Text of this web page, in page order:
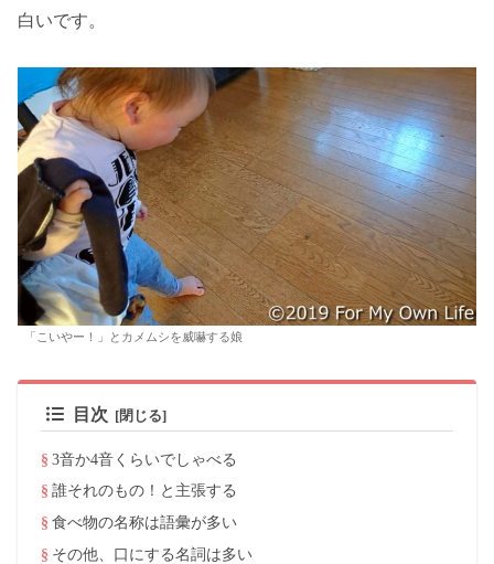
白いです。
「こいやー！」とカメムシを威嚇する娘
目次
3音か4音くらいでしゃべる
誰それのもの！と主張する
食べ物の名称は語彙が多い
その他、口にする名詞は多い